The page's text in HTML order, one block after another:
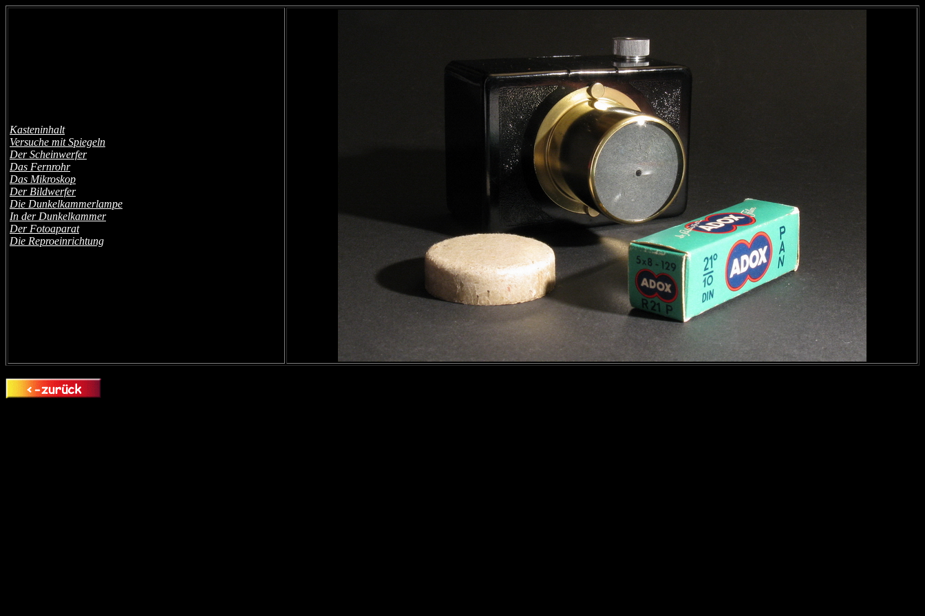
Kasteninhalt
Versuche mit Spiegeln
Der Scheinwerfer
Das Fernrohr
Das Mikroskop
Der Bildwerfer
Die Dunkelkammerlampe
In der Dunkelkammer
Der Fotoaparat
Die Reproeinrichtung